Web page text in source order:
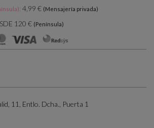
: 4,99 € (Mensajería privada)
120 € (Península)
11, Entlo. Dcha., Puerta 1